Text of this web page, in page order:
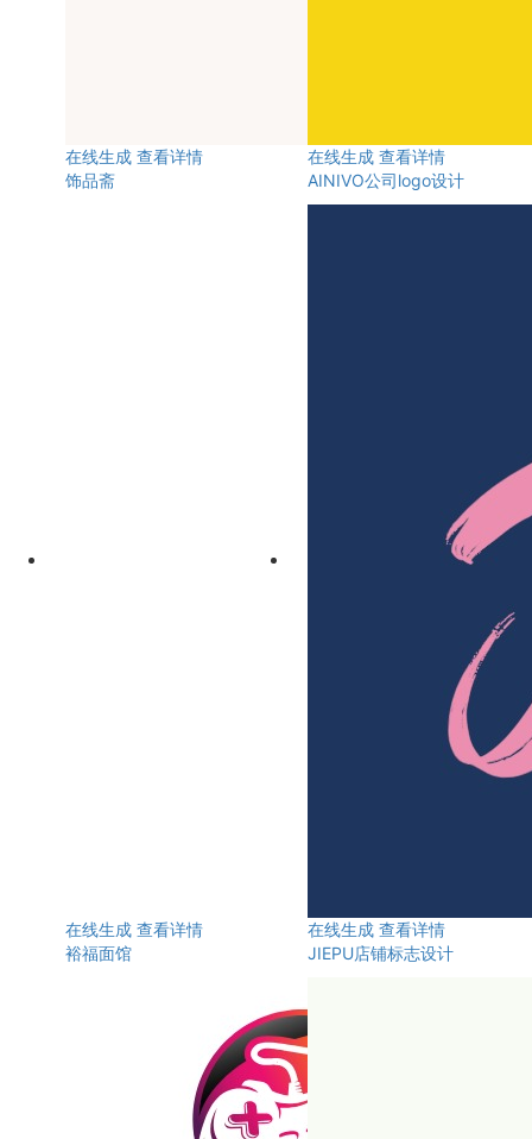
在线生成 查看详情
饰品斋
在线生成 查看详情
AINIVO公司logo设计
在线生成 查看详情
裕福面馆
在线生成 查看详情
JIEPU店铺标志设计